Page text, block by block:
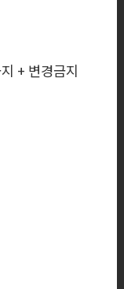
+ 변경금지